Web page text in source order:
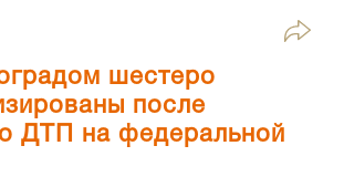
шестеро
после
ДТП на федеральной